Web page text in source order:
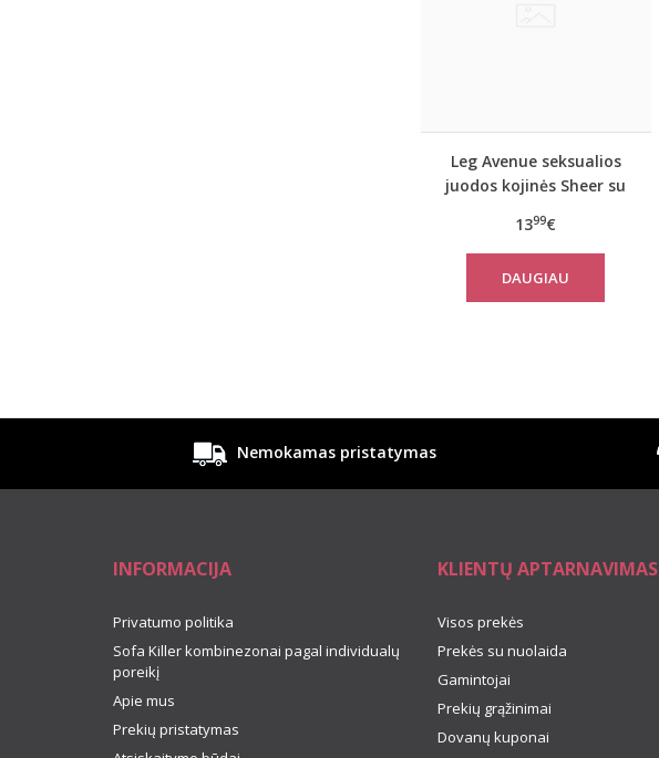
Leg Avenue seksualios
juodos kojinės Sheer su
1399€
DAUGIAU
Nemokamas pristatymas
INFORMACIJA
Privatumo politika
Sofa Killer kombinezonai pagal individualų
poreikį
Apie mus
Prekių pristatymas
KLIENTŲ APTARNAVIMAS
Visos prekės
Prekės su nuolaida
Gamintojai
Prekių grąžinimai
Dovanų kuponai